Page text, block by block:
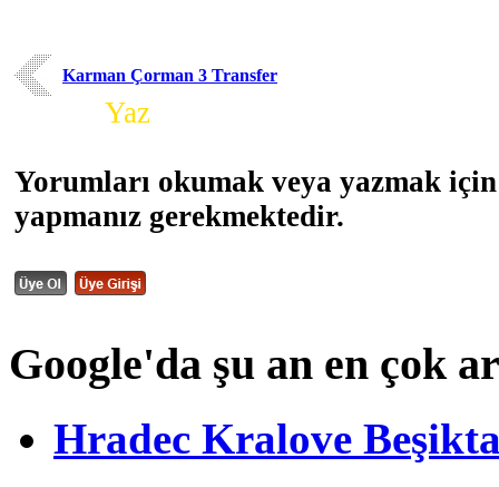
Karman Çorman 3 Transfer
Yaz
Yorumları okumak veya yazmak
yapmanız gerekmektedir.
Google'da şu an en çok
Hradec Kralove